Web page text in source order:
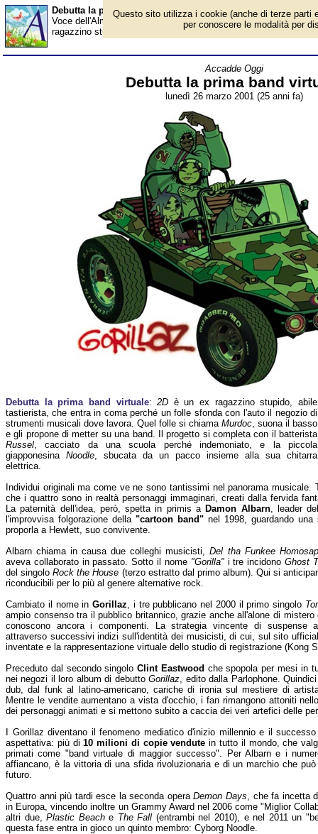
Debutta la prima band virtuale - Almanacco
Voce dell'Almanacco del 26 marzo, per la rubrica 'Accadde
ragazzino stupido, abile tastierista, che entra in coma perché
Accadde Oggi
Debutta la prima band
lunedì 26 marzo 2001 (25 anni fa)
Debutta la prima band virtuale:2D è un ex ragazzino stupido, abile
tastierista, che entra in coma perché un folle sfonda con l'auto il negozio di
strumenti musicali dove lavora. Quel folle si chiama Murdoc, suona il basso
e gli propone di metter su una band. Il progetto si completa con il batterista
Russel, cacciato da una scuola perché indemoniato, e la piccola
giapponesina Noodle, sbucata da un pacco insieme alla sua chitarra
elettrica.
Individui originali ma come ve ne sono tantissimi nel panorama
che i quattro sono in realtà personaggi immaginari, creati dalla fervida
La paternità dell'idea, però, spetta in primis a Damon Albarn, leader
l'improvvisa folgorazione della "cartoon band" nel 1998, guardando
proporla a Hewlett, suo convivente.
Albarn chiama in causa due colleghi musicisti,Del tha Funkee
aveva collaborato in passato. Sotto il nome "Gorilla"i tre incidonoGhost
del singoloRock the House (terzo estratto dal primo album). Qui si
riconducibili per lo più al genere alternative rock.
Cambiato il nome inGorillaz, i tre pubblicano nel 2000 il primo singolo
ampio consenso tra il pubblico britannico, grazie anche all'alone di
conoscono ancora i componenti. La strategia vincente di suspense
attraverso successivi indizi sull'identità dei musicisti, di cui, sul sito
inventate e la rappresentazione virtuale dello studio di registrazione (Kong
Preceduto dal secondo singoloClint Eastwood che spopola per mesi in
nei negozi il loro album di debuttoGorillaz, edito dalla Parlophone.
dub, dal funk al latino-americano, cariche di ironia sul mestiere di
Mentre le vendite aumentano a vista d'occhio, i fan rimangono attoniti
dei personaggi animati e si mettono subito a caccia dei veri artefici delle
I Gorillaz diventano il fenomeno mediatico d'inizio millennio e il
aspettativa: più di10 milioni di copie vendute in tutto il mondo, che
primati come "band virtuale di maggior successo". Per Albarn e i
affiancano, è la vittoria di una sfida rivoluzionaria e di un marchio che
futuro.
Quattro anni più tardi esce la seconda operaDemon Days, che fa incetta
in Europa, vincendo inoltre un Grammy Award nel 2006 come "Miglior
altri due,Plastic Beache The Fall (entrambi nel 2010), e nel 2011 un
questa fase entra in gioco un quinto membro: Cyborg Noodle.
Questo sito utilizza i cookie (anche di terze parti
per conoscere le modalità per